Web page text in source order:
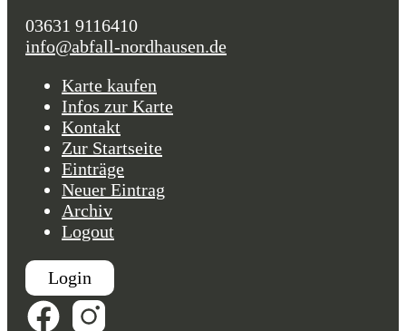
03631 9116410
info@abfall-nordhausen.de
Karte kaufen
Infos zur Karte
Kontakt
Zur Startseite
Einträge
Neuer Eintrag
Archiv
Logout
Login